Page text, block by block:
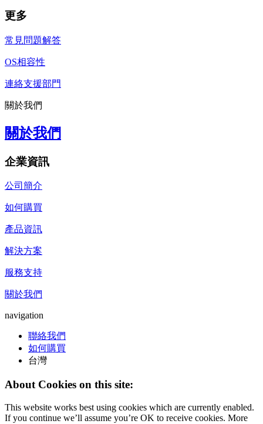
更多
常見問題解答
OS相容性
連絡支援部門
關於我們
關於我們
企業資訊
公司簡介
如何購買
產品資訊
解決方案
服務支持
關於我們
navigation
聯絡我們
如何購買
台灣
About Cookies on this site:
This website works best using cookies which are currently enabled.
If you continue we’ll assume you’re OK to receive cookies. More